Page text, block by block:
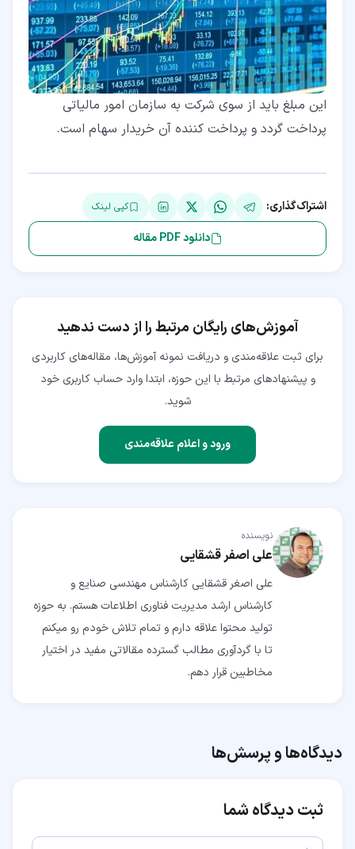
این مبلغ باید از سوی شرکت به سازمان امور مالیاتی
پرداخت گردد و پرداخت کننده آن خریدار سهام است.
اشتراک‌گذاری: کپی لینک
دانلود PDF مقاله
آموزش‌های رایگان مرتبط را از دست ندهید
برای ثبت علاقه‌مندی و دریافت نمونه آموزش‌ها، مقاله‌های کاربردی
و پیشنهادهای مرتبط با این حوزه، ابتدا وارد حساب کاربری خود
شوید.
ورود و اعلام علاقه‌مندی
نویسنده
علی اصفر قشقایی
علی اصغر قشقایی کارشناس مهندسی صنایع و
کارشناس ارشد مدیریت فناوری اطلاعات هستم. به حوزه
تولید محتوا علاقه دارم و تمام تلاش خودم رو میکنم
تا با گردآوری مطالب گسترده مقالاتی مفید در اختیار
مخاطبین قرار دهم.
دیدگاه‌ها و پرسش‌ها
ثبت دیدگاه شما